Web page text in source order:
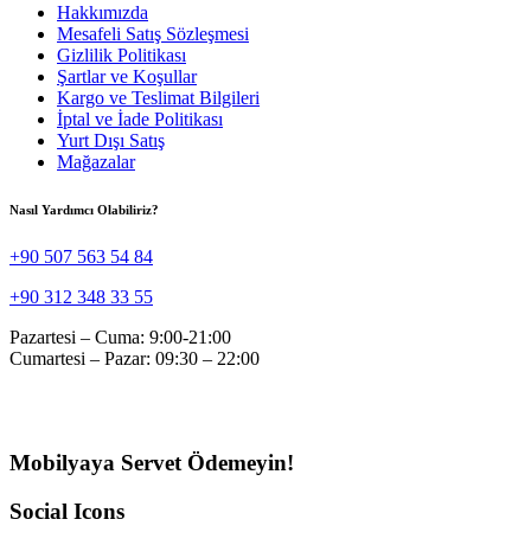
Hakkımızda
Mesafeli Satış Sözleşmesi
Gizlilik Politikası
Şartlar ve Koşullar
Kargo ve Teslimat Bilgileri
İptal ve İade Politikası
Yurt Dışı Satış
Mağazalar
Nasıl Yardımcı Olabiliriz?
+90 507 563 54 84
+90 312 348 33 55
Pazartesi – Cuma: 9:00-21:00
Cumartesi – Pazar: 09:30 – 22:00
Mobilyaya Servet Ödemeyin!
Social Icons